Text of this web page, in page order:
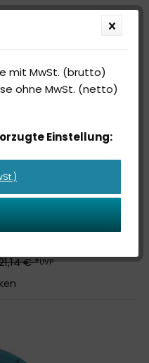
€ *UVP
mit MwSt. (brutto)
ohne MwSt. (netto)
Einstellung: